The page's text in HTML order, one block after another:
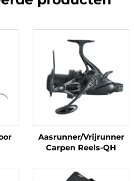
Aasrunner/Vrijrunner
Carpen Reels-QH